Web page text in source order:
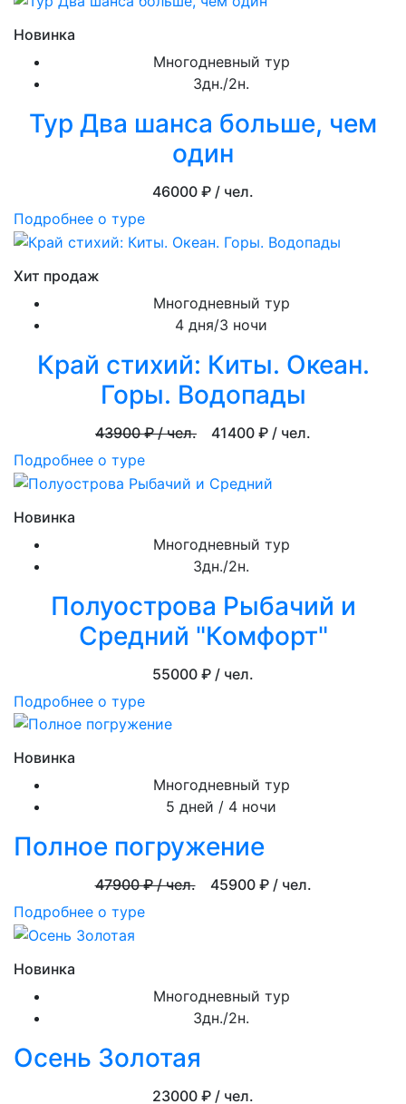
Новинка
Многодневный тур
3дн./2н.
Тур Два шанса больше, чем
один
46000 ₽ / чел.
Подробнее о туре
Хит продаж
Многодневный тур
4 дня/3 ночи
Край стихий: Киты. Океан.
Горы. Водопады
43900₽ / чел. 41400 ₽ / чел.
Подробнее о туре
Новинка
Многодневный тур
3дн./2н.
Полуострова Рыбачий и
Средний "Комфорт"
55000 ₽ / чел.
Подробнее о туре
Новинка
Многодневный тур
5 дней / 4 ночи
Полное погружение
47900₽ / чел. 45900₽ / чел.
Подробнее о туре
Новинка
Многодневный тур
3дн./2н.
Осень Золотая
23000 ₽ / чел.